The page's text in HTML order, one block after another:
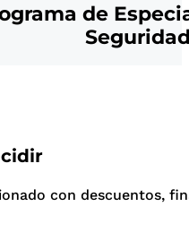
de
con descuentos,